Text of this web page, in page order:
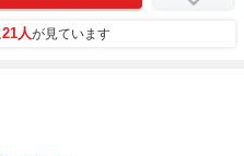
21人が見ています